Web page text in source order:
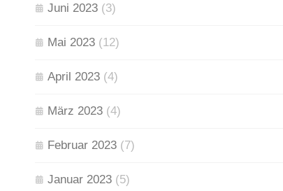
Juni 2023 (3)
Mai 2023 (12)
April 2023 (4)
März 2023 (4)
Februar 2023 (7)
Januar 2023 (5)